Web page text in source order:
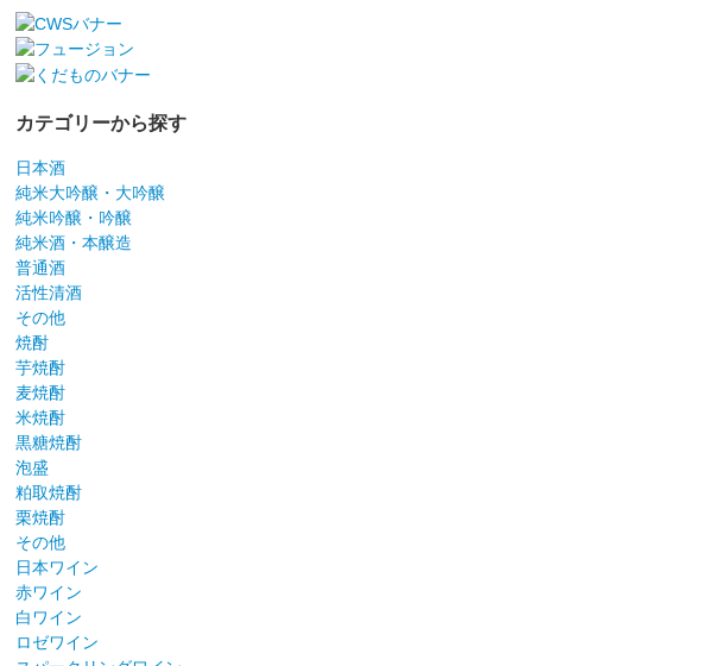
カテゴリーから探す
日本酒
純米大吟醸・大吟醸
純米吟醸・吟醸
純米酒・本醸造
普通酒
活性清酒
その他
焼酎
芋焼酎
麦焼酎
米焼酎
黒糖焼酎
泡盛
粕取焼酎
栗焼酎
その他
日本ワイン
赤ワイン
白ワイン
ロゼワイン